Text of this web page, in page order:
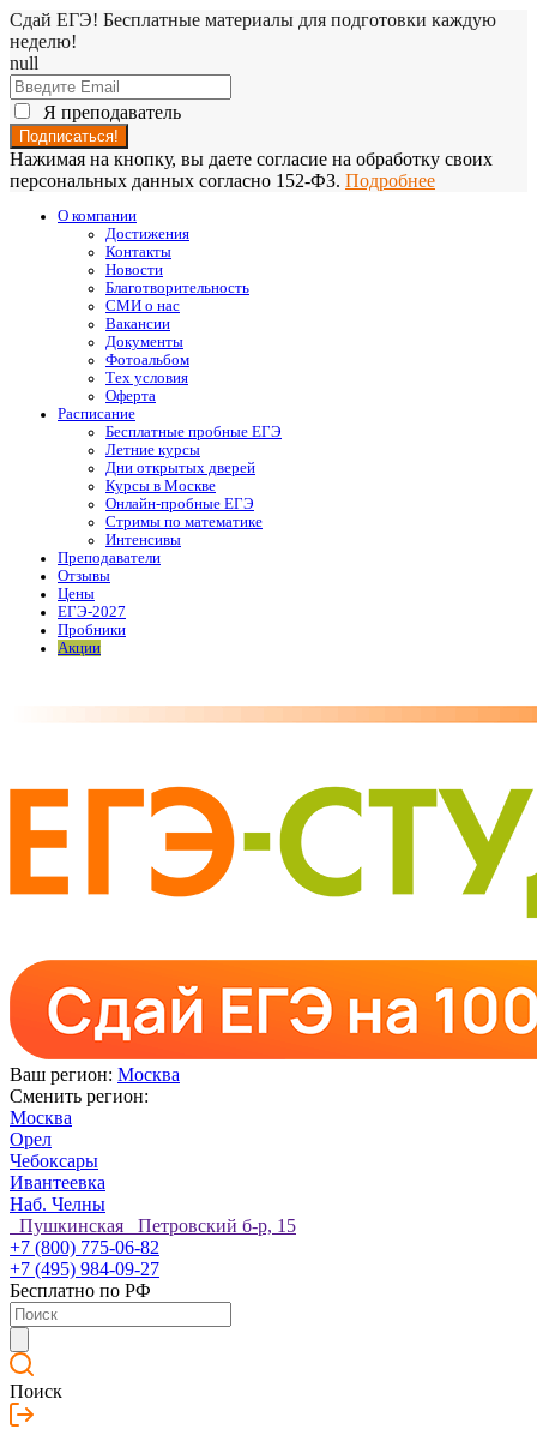
Сдай ЕГЭ! Бесплатные материалы для подготовки каждую
неделю!
null
Я преподаватель
Нажимая на кнопку, вы даете согласие на обработку своих
персональных данных согласно 152-ФЗ. Подробнее
О компании
Достижения
Контакты
Новости
Благотворительность
СМИ о нас
Вакансии
Документы
Фотоальбом
Тех условия
Оферта
Расписание
Бесплатные пробные ЕГЭ
Летние курсы
Дни открытых дверей
Курсы в Москве
Онлайн-пробные ЕГЭ
Стримы по математике
Интенсивы
Преподаватели
Отзывы
Цены
ЕГЭ-2027
Пробники
Акции
Ваш регион: Москва
Сменить регион:
Москва
Орел
Чебоксары
Ивантеевка
Наб. Челны
Пушкинская Петровский б-р, 15
+7 (800) 775-06-82
+7 (495) 984-09-27
Бесплатно по РФ
Поиск